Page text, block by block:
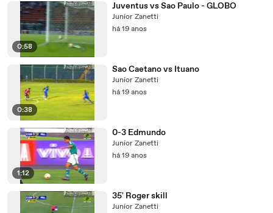
0:58
Juventus vs Sao Paulo - GLOBO
Junior Zanetti
há 19 anos
0:38
Sao Caetano vs Ituano
Junior Zanetti
há 19 anos
1:12
0-3 Edmundo
Junior Zanetti
há 19 anos
35' Roger skill
Junior Zanetti